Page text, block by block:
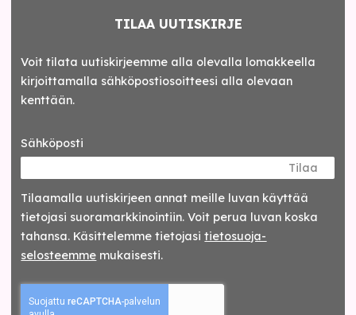
TILAA UUTISKIRJE
Voit tilata uutiskirjeemme alla olevalla lomakkeella
kirjoittamalla sähköpostiosoitteesi alla olevaan
kenttään.
Sähköposti
Tilaa
Tilaamalla uutis­kirjeen annat meille luvan käyttää
tietojasi suora­markkinointiin. Voit perua luvan koska
tahansa. Käsittelemme tietojasitieto­suoja­
selosteemme mukaisesti.